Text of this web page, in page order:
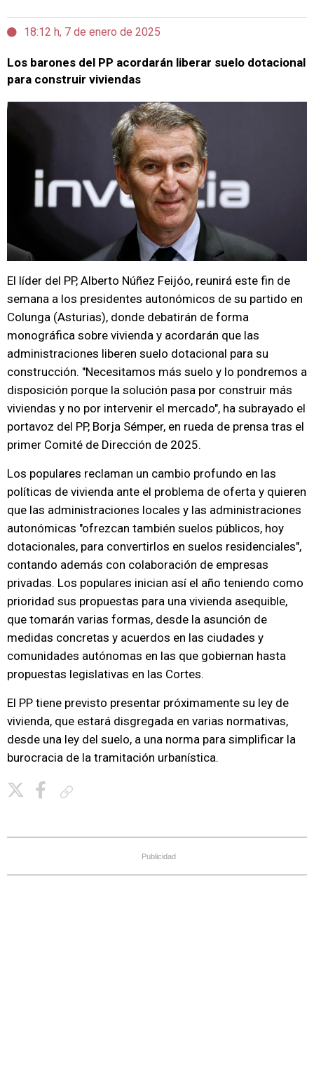
18:12 h, 7 de enero de 2025
Los barones del PP acordarán liberar suelo dotacional
para construir viviendas
El líder del PP, Alberto Núñez Feijóo, reunirá este fin de
semana a los presidentes autonómicos de su partido en
Colunga (Asturias), donde debatirán de forma
monográfica sobre vivienda y acordarán que las
administraciones liberen suelo dotacional para su
construcción. "Necesitamos más suelo y lo pondremos a
disposición porque la solución pasa por construir más
viviendas y no por intervenir el mercado", ha subrayado el
portavoz del PP, Borja Sémper, en rueda de prensa tras el
primer Comité de Dirección de 2025.
Los populares reclaman un cambio profundo en las
políticas de vivienda ante el problema de oferta y quieren
que las administraciones locales y las administraciones
autonómicas "ofrezcan también suelos públicos, hoy
dotacionales, para convertirlos en suelos residenciales",
contando además con colaboración de empresas
privadas. Los populares inician así el año teniendo como
prioridad sus propuestas para una vivienda asequible,
que tomarán varias formas, desde la asunción de
medidas concretas y acuerdos en las ciudades y
comunidades autónomas en las que gobiernan hasta
propuestas legislativas en las Cortes.
El PP tiene previsto presentar próximamente su ley de
vivienda, que estará disgregada en varias normativas,
desde una ley del suelo, a una norma para simplificar la
burocracia de la tramitación urbanística.
Publicidad